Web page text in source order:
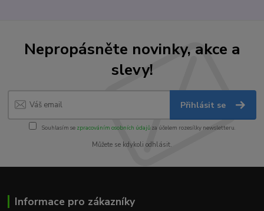
Nepropásněte novinky, akce a
slevy!
Přihlásit se
Souhlasím se zpracováním osobních údajůza účelem rozesílky newsletteru.
Můžete se kdykoli odhlásit.
Informace pro zákazníky